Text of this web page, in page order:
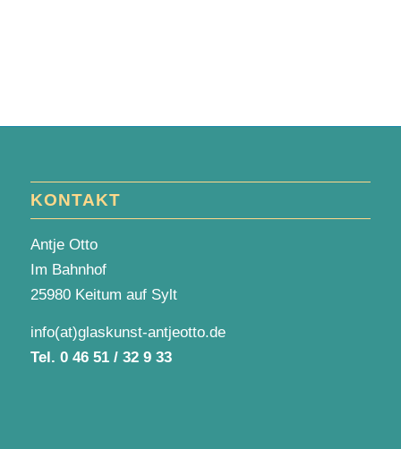
KONTAKT
Antje Otto
Im Bahnhof
25980 Keitum auf Sylt
info(at)glaskunst-antjeotto.de
Tel. 0 46 51 / 32 9 33